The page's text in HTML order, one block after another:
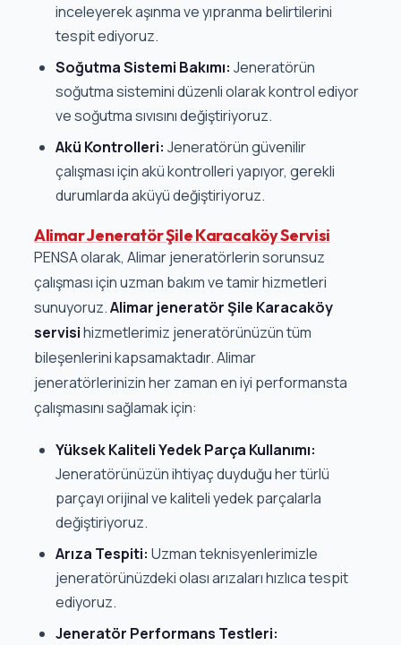
inceleyerek aşınma ve yıpranma belirtilerini
tespit ediyoruz.
Soğutma Sistemi Bakımı: Jeneratörün
soğutma sistemini düzenli olarak kontrol ediyor
ve soğutma sıvısını değiştiriyoruz.
Akü Kontrolleri: Jeneratörün güvenilir
çalışması için akü kontrolleri yapıyor, gerekli
durumlarda aküyü değiştiriyoruz.
Alimar Jeneratör Şile Karacaköy Servisi
PENSA olarak, Alimar jeneratörlerin sorunsuz
çalışması için uzman bakım ve tamir hizmetleri
sunuyoruz.Alimar jeneratör Şile Karacaköy
servisihizmetlerimiz jeneratörünüzün tüm
bileşenlerini kapsamaktadır. Alimar
jeneratörlerinizin her zaman en iyi performansta
çalışmasını sağlamak için:
Yüksek Kaliteli Yedek Parça Kullanımı:
Jeneratörünüzün ihtiyaç duyduğu her türlü
parçayı orijinal ve kaliteli yedek parçalarla
değiştiriyoruz.
Arıza Tespiti: Uzman teknisyenlerimizle
jeneratörünüzdeki olası arızaları hızlıca tespit
ediyoruz.
Jeneratör Performans Testleri: